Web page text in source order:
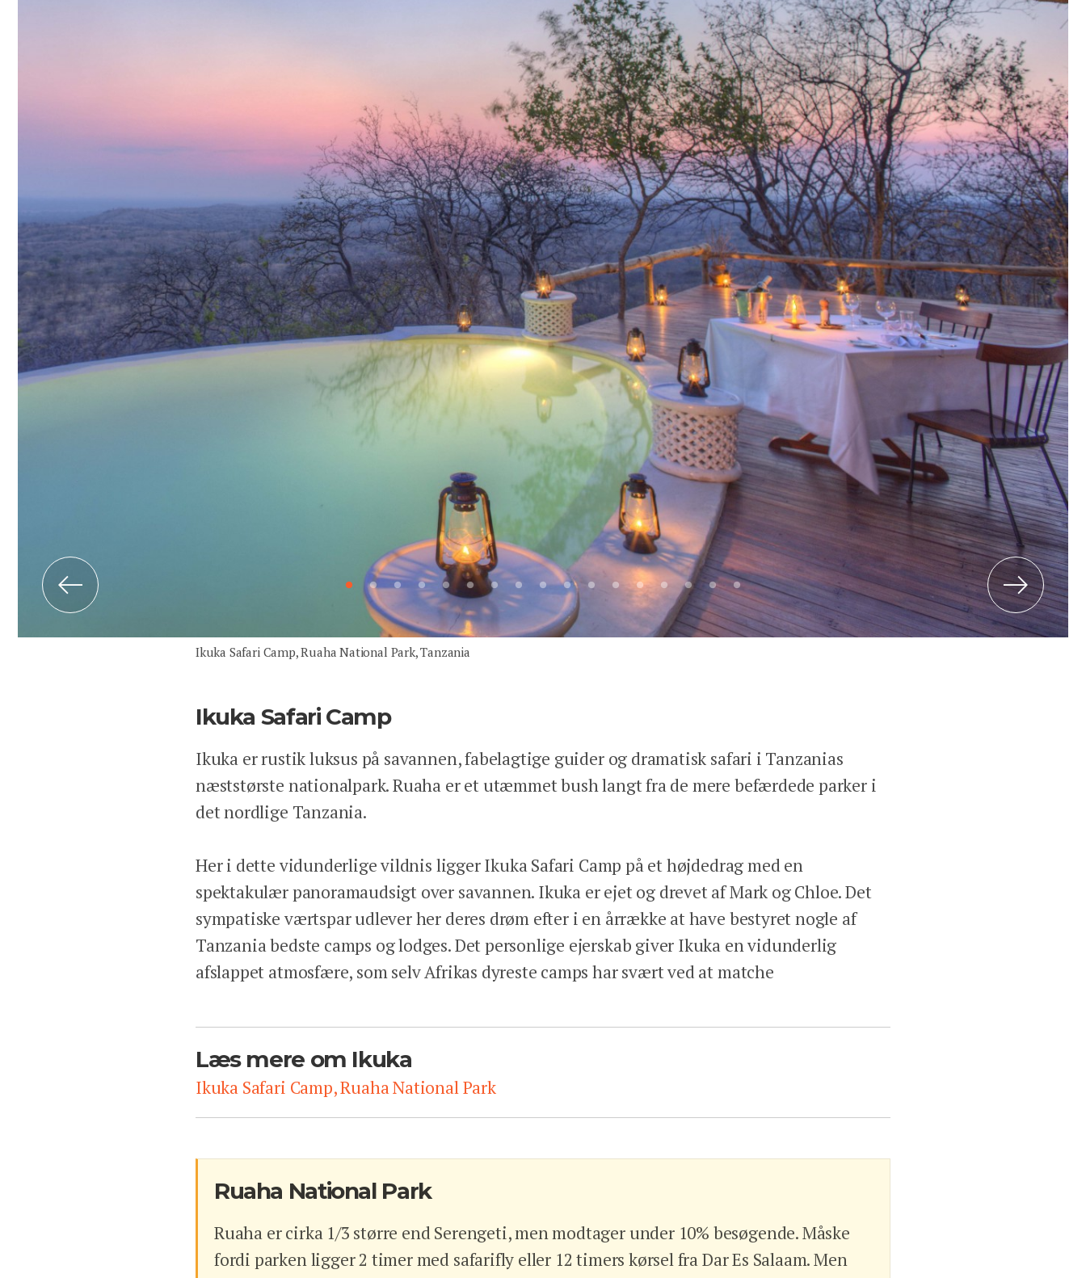
Previous
Ikuka Safari Camp, Ruaha National Park, Tanzania
Next
Ikuka Safari Camp
Ikuka er rustik luksus på savannen, fabelagtige guider og dramatisk safari i Tanzanias
næststørste nationalpark. Ruaha er et utæmmet bush langt fra de mere befærdede parker i
det nordlige Tanzania.
Her i dette vidunderlige vildnis ligger Ikuka Safari Camp på et højdedrag med en
spektakulær panoramaudsigt over savannen. Ikuka er ejet og drevet af Mark og Chloe. Det
sympatiske værtspar udlever her deres drøm efter i en årrække at have bestyret nogle af
Tanzania bedste camps og lodges. Det personlige ejerskab giver Ikuka en vidunderlig
afslappet atmosfære, som selv Afrikas dyreste camps har svært ved at matche
Læs mere om Ikuka
Ikuka Safari Camp, Ruaha National Park
Ruaha National Park
Ruaha er cirka 1/3 større end Serengeti, men modtager under 10% besøgende. Måske
fordi parken ligger 2 timer med safarifly eller 12 timers kørsel fra Dar Es Salaam. Men